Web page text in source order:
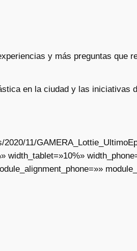
y más preguntas que
en la ciudad y las iniciativas
11/
width_tablet=»10%»